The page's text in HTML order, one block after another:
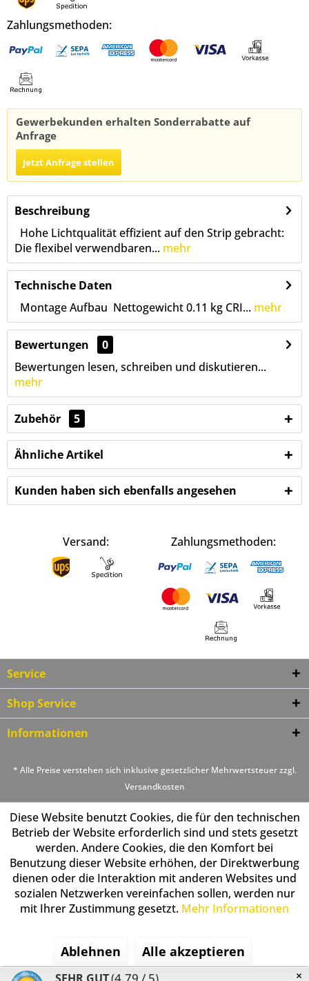
Zahlungsmethoden:
Gewerbekunden erhalten Sonderrabatte auf
Anfrage
Jetzt Anfrage stellen
Beschreibung
Hohe Lichtqualität effizient auf den Strip gebracht:
Die flexibel verwendbaren... mehr
Technische Daten
Montage Aufbau Nettogewicht 0.11 kg CRI... mehr
Bewertungen
0
Bewertungen lesen, schreiben und diskutieren...
mehr
Zubehör 5
Ähnliche Artikel
Kunden haben sich ebenfalls angesehen
Versand: Zahlungsmethoden:
Service
Shop Service
Informationen
* Alle Preise verstehen sich inklusive gesetzlicher Mehrwertsteuer zzgl.
Versandkosten
Diese Website benutzt Cookies, die für den technischen
Betrieb der Website erforderlich sind und stets gesetzt
werden. Andere Cookies, die den Komfort bei
Benutzung dieser Website erhöhen, der Direktwerbung
dienen oder die Interaktion mit anderen Websites und
sozialen Netzwerken vereinfachen sollen, werden nur
mit Ihrer Zustimmung gesetzt. Mehr Informationen
Ablehnen Alle akzeptieren
×